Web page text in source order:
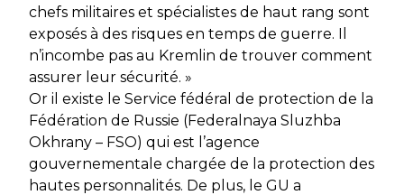
chefs militaires et spécialistes de haut rang sont
exposés à des risques en temps de guerre. Il
n’incombe pas au Kremlin de trouver comment
assurer leur sécurité. »
Or il existe le Service fédéral de protection de la
Fédération de Russie (Federalnaya Sluzhba
Okhrany – FSO) qui est l’agence
gouvernementale chargée de la protection des
hautes personnalités. De plus, le GU a